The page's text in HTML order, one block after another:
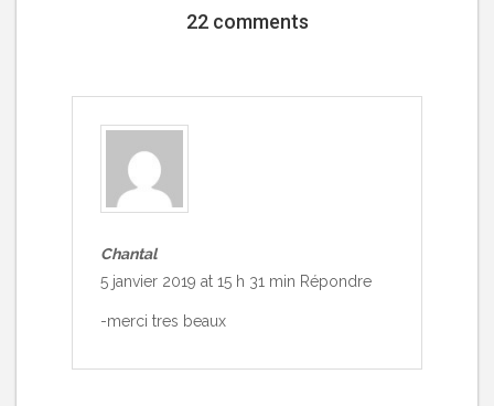
22 comments
Chantal
5 janvier 2019 at 15 h 31 min Répondre
-merci tres beaux